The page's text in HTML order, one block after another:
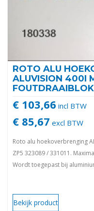
ROTO ALU
ALUVISION 400I
€ 103,66 incl BTW
€ 85,67 excl BTW
Roto alu hoekoverbrenging
ZP5 323089 / 331011.
Wordt toegepast bij
Bekijk product